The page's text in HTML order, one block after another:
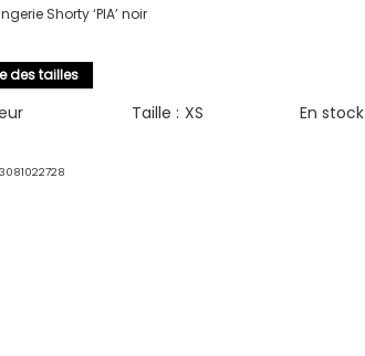
Shorty ‘PIA’ noir
des tailles
Taille : XS En stock